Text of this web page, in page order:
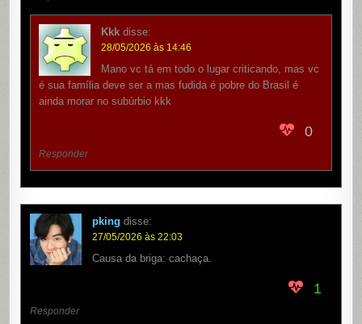
Kkk disse:
28/05/2026 às 14:46
Mano vc tá em todo o lugar criticando, mas vc
é sua família deve ser a mas fudida é pobre do Brasil é
ainda morar no subúrbio kkk
0
Responder
pking disse:
27/05/2026 às 22:03
Causa da briga: cachaça.
1
Responder